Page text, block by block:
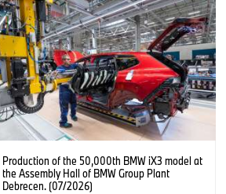
Production of the 50,000th BMW iX3 model at
the Assembly Hall of BMW Group Plant
Debrecen. (07/2026)